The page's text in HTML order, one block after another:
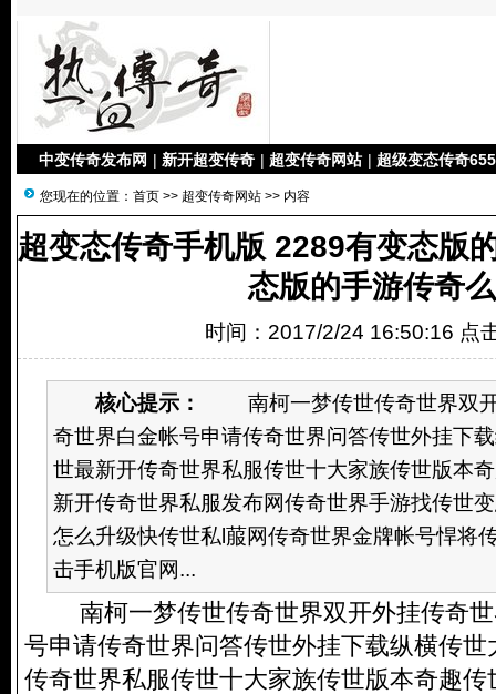
中变传奇发布网 | 新开超变传奇 | 超变传奇网站 | 超级变态传奇
您现在的位置： 首页 >> 超变传奇网站 >> 内容
超变态传奇手机版 2289有变态版
态版的手游传奇么
时间：2017/2/24 16:50:16 点
核心提示：
南柯一梦传世传奇世界双开
奇世界白金帐号申请传奇世界问答传世外挂下
世最新开传奇世界私服传世十大家族传世版本
新开传奇世界私服发布网传奇世界手游找传世
怎么升级快传世私l菔网传奇世界金牌帐号悍将
击手机版官网...
南柯一梦传世传奇世界双开外挂传奇世
号申请传奇世界问答传世外挂下载纵横传
传奇世界私服传世十大家族传世版本奇趣